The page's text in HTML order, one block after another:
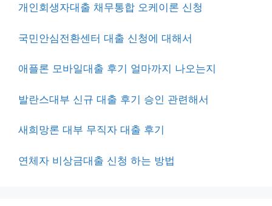
개인회생자대출 채무통합 오케이론 신청
국민안심전환센터 대출 신청에 대해서
애플론 모바일대출 후기 얼마까지 나오는지
발란스대부 신규 대출 후기 승인 관련해서
새희망론 대부 무직자 대출 후기
연체자 비상금대출 신청 하는 방법